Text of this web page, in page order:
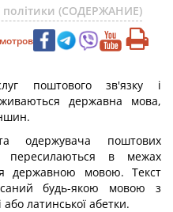
політики (СОДЕРЖАНИЕ)
поштового зв'язку і
державна мова,
одержувача поштових
пересилаються в межах
державною мовою. Текст
будь-якою мовою з
латинської абетки.